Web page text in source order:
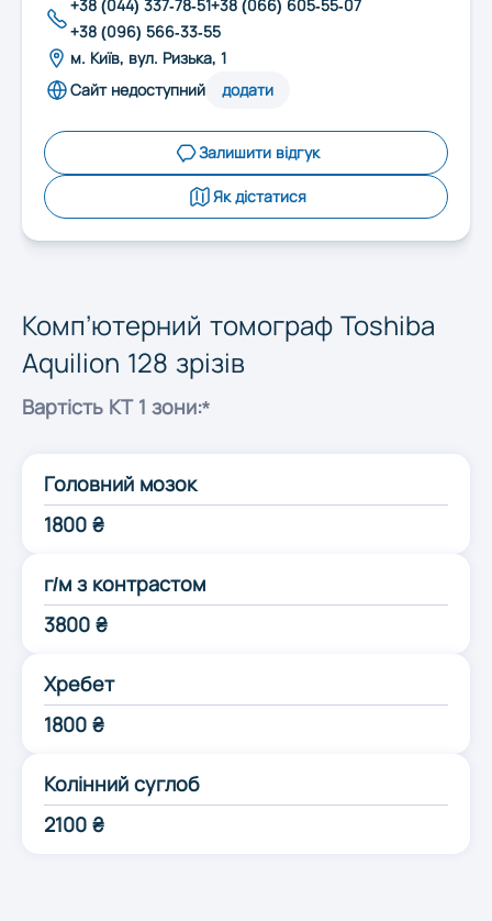
Запоріжжя
Івано-Франківськ
Львів
Одеса
Полтава
Суми
Тернопіль
+38 (044) 337-78-51+38 (066) 605-55-07
+38 (096) 566-33-55
м. Київ, вул. Ризька, 1
Сайт недоступний
додати
Залишити відгук
Як дістатися
Комп’ютерний томограф Toshiba
Aquilion 128 зрізів
Вартість КТ 1 зони:*
Головний мозок
1800 ₴
г/м з контрастом
3800 ₴
Хребет
1800 ₴
Колінний суглоб
2100 ₴